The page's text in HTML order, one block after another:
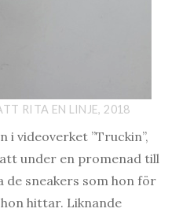
RITA EN LINJE, 2018
i videoverket ”Truckin”,
under en promenad till
de sneakers som hon för
hittar. Liknande